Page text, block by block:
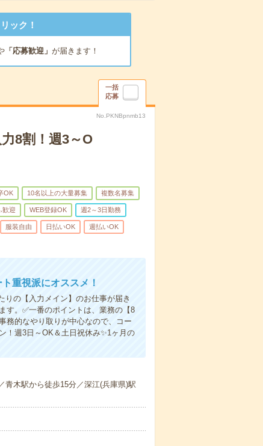
ック！
「応募歓迎」 が届きます！
一括
応募
No.PKNBpnmb13
8割！週3～O
OK 10名以上の大量募集 複数名募集
歓迎 WEB登録OK 週2～3日勤務
服装自由 日払いOK 週払いOK
重視派にオススメ！
の【入力メイン】のお仕事が届き
す。✅一番のポイントは、業務の【8
務的なやり取りが中心なので、コー
！週3日～OK＆土日祝休み✨1ヶ月の
青木駅から徒歩15分／深江(兵庫県)駅